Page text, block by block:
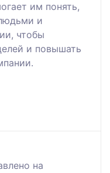
им понять,
и
чтобы
и повышать
на